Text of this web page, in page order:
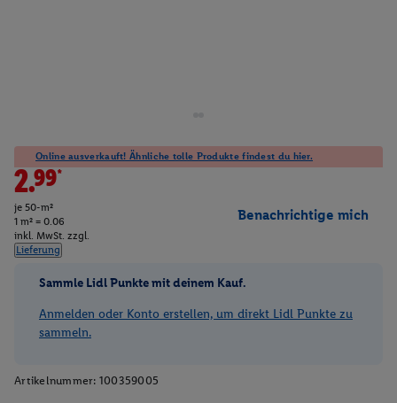
Online ausverkauft! Ähnliche tolle Produkte findest du hier.
2.99*
je 50-m²
1 m² = 0.06
inkl. MwSt. zzgl.
Lieferung
Benachrichtige mich
Sammle Lidl Punkte mit deinem Kauf.
Anmelden oder Konto erstellen, um direkt Lidl Punkte zu
sammeln.
Artikelnummer: 100359005